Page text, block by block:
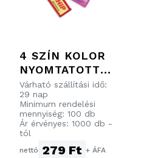
4 SZÍN KOLOR
NYOMTATOTT
CÍMKÉS
KULCSTARTÓ
Várható szállítási idő:
29 nap
Minimum rendelési
mennyiség: 100 db
Ár érvényes: 1000 db -
tól
nettó 279 Ft + ÁFA